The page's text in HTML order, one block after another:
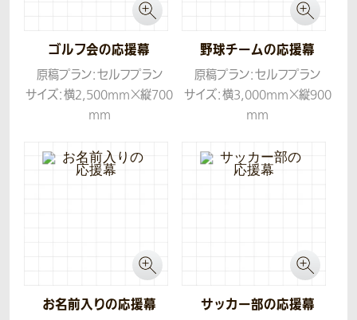
ゴルフ会の応援幕
原稿プラン：セルフプラン
サイズ：横2,500mm×縦700
mm
野球チームの応援幕
原稿プラン：セルフプラン
サイズ：横3,000mm×縦900
mm
お名前入りの応援幕 サッカー部の応援幕